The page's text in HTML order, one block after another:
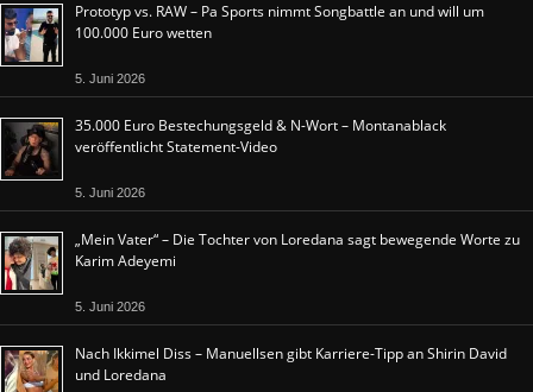
Prototyp vs. RAW – Pa Sports nimmt Songbattle an und will um
100.000 Euro wetten
5. Juni 2026
35.000 Euro Bestechungsgeld & N-Wort – Montanablack
veröffentlicht Statement-Video
5. Juni 2026
„Mein Vater“ – Die Tochter von Loredana sagt bewegende Worte zu
Karim Adeyemi
5. Juni 2026
Nach Ikkimel Diss – Manuellsen gibt Karriere-Tipp an Shirin David
und Loredana